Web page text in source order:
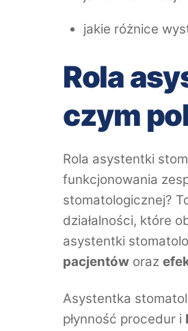
jakie różnice
Rola
czym
Rola asystentki
funkcjonowania
stomatologicznej?
działalności, które
asystentki
pacjentów oraz
Asystentka
płynność procedur i